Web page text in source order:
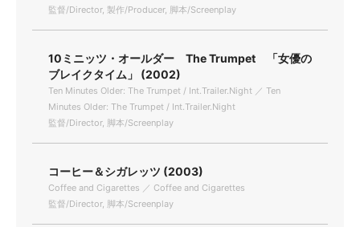
監督/Director, 製作/Producer, 脚本/Screenplay
10ミニッツ・オールダー The Trumpet 「女優の
ブレイクタイム」 (2002)
Ten Minutes Older: The Trumpet / Int.Trailer.Night ／ Ten
Minutes Older: The Trumpet / Int.Trailer.Night
監督/Director, 脚本/Screenplay
コーヒー＆シガレッツ (2003)
Coffee and Cigarettes ／ Coffee and Cigarettes
監督/Director, 脚本/Screenplay